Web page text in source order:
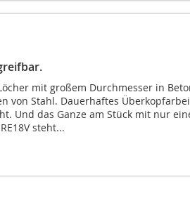
mit großem Durchmesser in
von Stahl. Dauerhaftes
Und das Ganze am Stück mit nur
steht...